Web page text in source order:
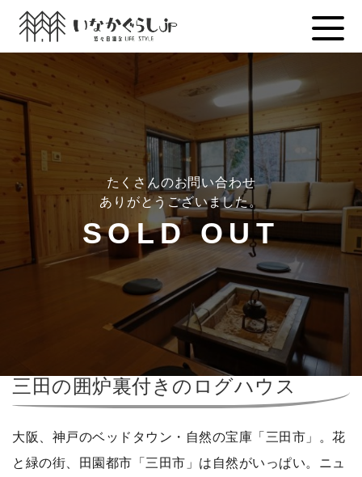
Skip
たくさんのお問い合わせ
ありがとうございました。
SOLD OUT
三田の囲炉裏付きのログハウス
大阪、神戸のベッドタウン・自然の宝庫「三田市」。花
と緑の街、田園都市「三田市」は自然がいっぱい。ニュ